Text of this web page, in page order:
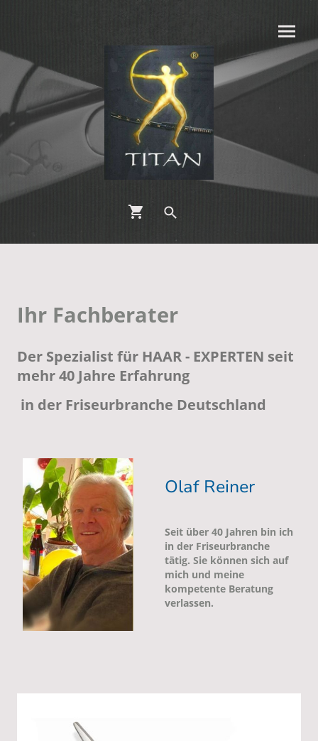
Ihr Fachberater
Der Spezialist für HAAR - EXPERTEN seit
mehr 40 Jahre Erfahrung
in der Friseurbranche Deutschland
Olaf Reiner
Seit über 40 Jahren bin ich
in der Friseurbranche
tätig. Sie können sich auf
mich und meine
kompetente Beratung
verlassen.